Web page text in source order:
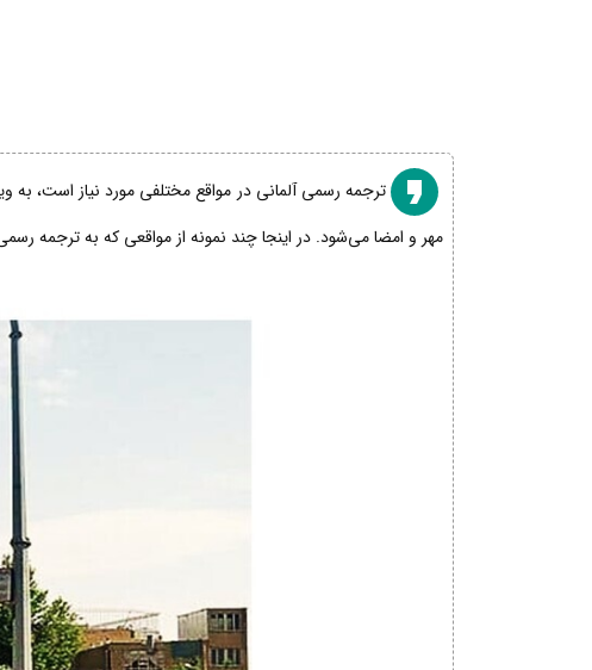
ترجمه رسمی آلمانی در مواقع مختلفی مورد نیاز است، به
مهر و امضا می‌شود. در اینجا چند نمونه از مواقعی که به ترجمه